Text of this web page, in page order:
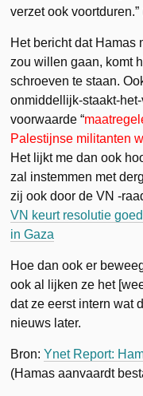
verzet ook voortduren.”
Het bericht dat Hamas
zou willen gaan, komt
schroeven te staan.
onmiddellijk-staakt-
voorwaarde “
Palestijnse militanten
Het lijkt me dan ook
zal instemmen met
zij ook door de VN -
VN keurt resolutie
in Gaza
Hoe dan ook er
ook al lijken ze het
dat ze eerst intern wat
nieuws later.
Bron:Ynet Report:
(Hamas aanvaardt